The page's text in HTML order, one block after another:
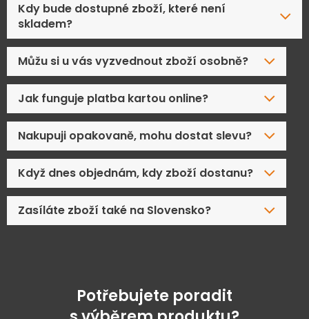
Kdy bude dostupné zboží, které není
skladem?
Můžu si u vás vyzvednout zboží osobně?
Jak funguje platba kartou online?
Nakupuji opakovaně, mohu dostat slevu?
Když dnes objednám, kdy zboží dostanu?
Zasíláte zboží také na Slovensko?
Potřebujete poradit